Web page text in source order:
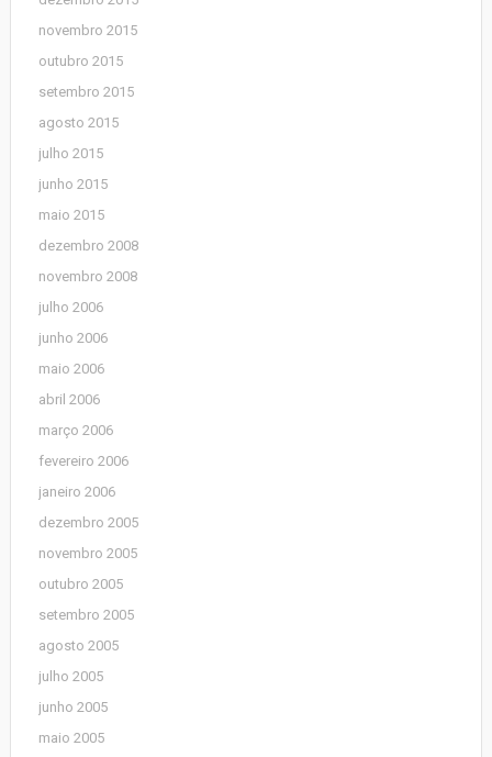
novembro 2015
outubro 2015
setembro 2015
agosto 2015
julho 2015
junho 2015
maio 2015
dezembro 2008
novembro 2008
julho 2006
junho 2006
maio 2006
abril 2006
março 2006
fevereiro 2006
janeiro 2006
dezembro 2005
novembro 2005
outubro 2005
setembro 2005
agosto 2005
julho 2005
junho 2005
maio 2005